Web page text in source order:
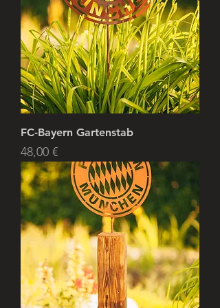
FC-Bayern Gartenstab
Preis
48,00 €